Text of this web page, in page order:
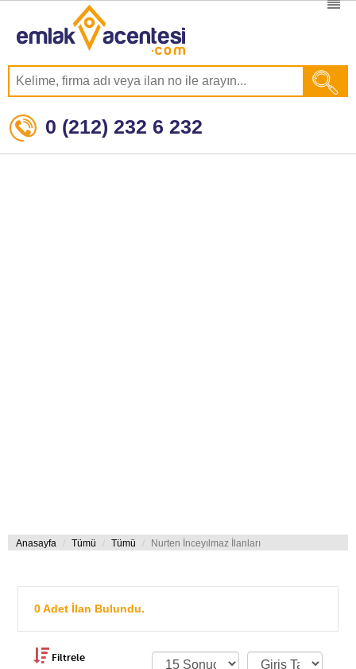
0 (212) 232 6 232
Anasayfa Tümü Tümü Nurten İnceyılmaz İlanları
0 Adet İlan Bulundu.
Filtrele